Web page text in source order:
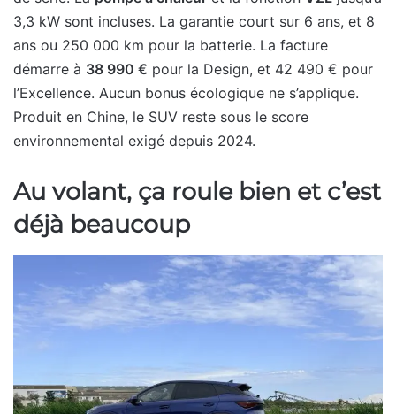
3,3 kW sont incluses. La garantie court sur 6 ans, et 8
ans ou 250 000 km pour la batterie. La facture
démarre à 38 990 € pour la Design, et 42 490 € pour
l’Excellence. Aucun bonus écologique ne s’applique.
Produit en Chine, le SUV reste sous le score
environnemental exigé depuis 2024.
Au volant, ça roule bien et c’est
déjà beaucoup